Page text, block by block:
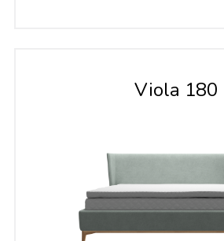
Viola 180